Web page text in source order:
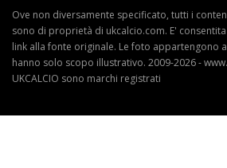
Ove non diversamente specificato, tutti i
sono di proprietà di ukcalcio.com. E'
link alla fonte originale. Le foto appartengono
hanno solo scopo illustrativo. 2009-2026 -
UKCALCIO sono marchi registrati